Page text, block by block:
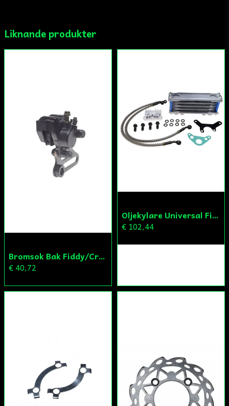
Skicka fråga
Liknande produkter
Bromsok Bak Fiddy/Cross
€ 40,72
Oljekylare Universal Fiddy/Cross/ATV
€ 102,44